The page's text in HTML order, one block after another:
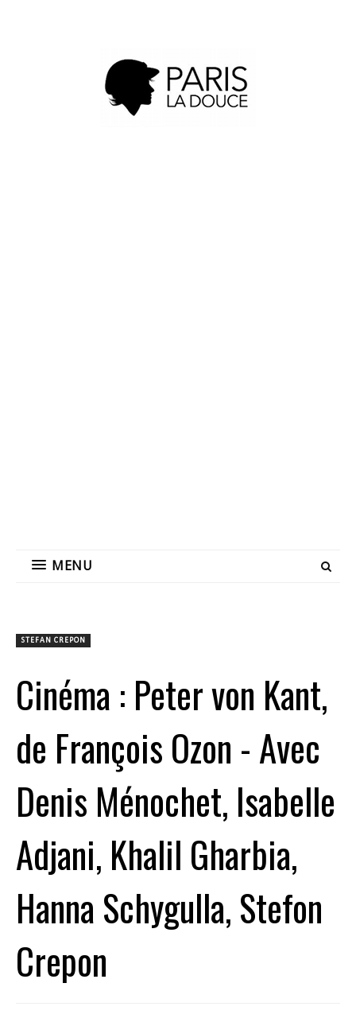
MENU
STEFAN CREPON
Cinéma : Peter von Kant,
de François Ozon - Avec
Denis Ménochet, Isabelle
Adjani, Khalil Gharbia,
Hanna Schygulla, Stefon
Crepon